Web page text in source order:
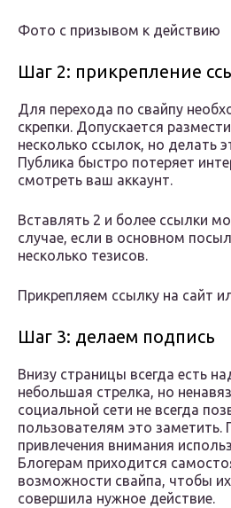
Фото с призывом к действию
Шаг 2: прикрепление
Для перехода по свайпу
скрепки. Допускается
несколько ссылок, но делать
Публика быстро потеряет
смотреть ваш аккаунт.
Вставлять 2 и более ссылки
случае, если в основном
несколько тезисов.
Прикрепляем ссылку на сайт
Шаг 3: делаем подпись
Внизу страницы всегда есть
небольшая стрелка, но
социальной сети не всегда
пользователям это заметить.
привлечения внимания
Блогерам приходится
возможности свайпа, чтобы
совершила нужное действие.